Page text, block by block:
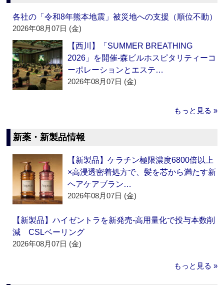
各社の「令和8年熊本地震」被災地への支援（順位不動）
2026年08月07日 (金)
【西川】「SUMMER BREATHING
2026」を開催‐森ビルホスピタリティーコ
ーポレーションとエステ…
2026年08月07日 (金)
もっと見る »
新薬・新製品情報
【新製品】ケラチン極限濃度6800倍以上
×高浸透密着処方で、髪を芯から満たす新
ヘアケアブラン…
2026年08月07日 (金)
【新製品】ハイゼントラを新発売‐高用量化で投与本数削
減 CSLベーリング
2026年08月07日 (金)
もっと見る »